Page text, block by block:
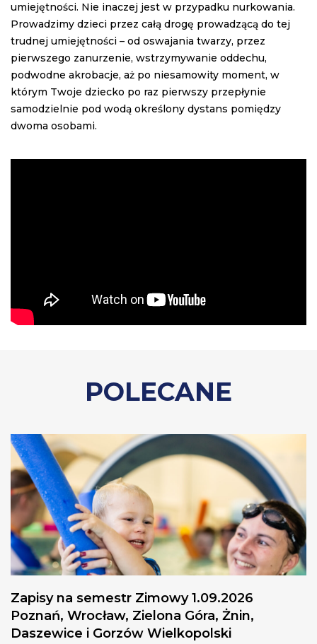
umiejętności. Nie inaczej jest w przypadku nurkowania.
Prowadzimy dzieci przez całą drogę prowadzącą do tej
trudnej umiejętności – od oswajania twarzy, przez
pierwszego zanurzenie, wstrzymywanie oddechu,
podwodne akrobacje, aż po niesamowity moment, w
którym Twoje dziecko po raz pierwszy przepłynie
samodzielnie pod wodą określony dystans pomiędzy
dwoma osobami.
POLECANE
Zapisy na semestr Zimowy 1.09.2026
Poznań, Wrocław, Zielona Góra, Żnin,
Daszewice i Gorzów Wielkopolski